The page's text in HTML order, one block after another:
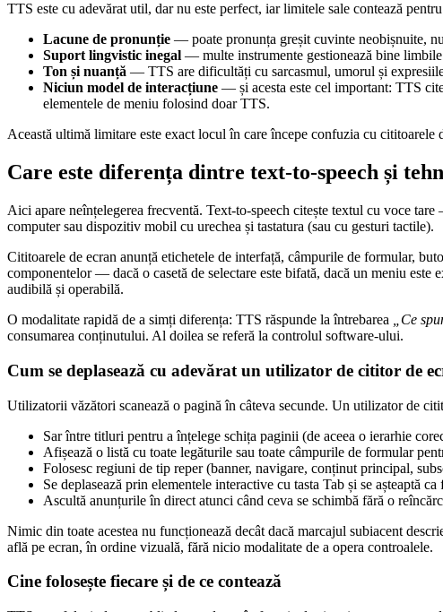
TTS este cu adevărat util, dar nu este perfect, iar limitele sale contează
Lacune de pronunție — poate pronunța greșit cuvinte neobișnuite,
Suport lingvistic inegal — multe instrumente gestionează bine
Ton și nuanță — TTS are dificultăți cu sarcasmul, umorul și
Niciun model de interacțiune — și acesta este cel important: TTS
elementele de meniu folosind doar TTS.
Această ultimă limitare este exact locul în care începe confuzia cu cititoarele
Care este diferența dintre text-to-speech și
Aici apare neînțelegerea frecventă. Text-to-speech citește textul cu voce
computer sau dispozitiv mobil cu urechea și tastatura (sau cu gesturi tactile).
Cititoarele de ecran anunță etichetele de interfață, câmpurile de formular,
componentelor — dacă o casetă de selectare este bifată, dacă un meniu
audibilă și operabilă.
O modalitate rapidă de a simți diferența: TTS răspunde la întrebarea
„Ce
consumarea conținutului. Al doilea se referă la controlul software-ului.
Cum se deplasează cu adevărat un utilizator de cititor de
Utilizatorii văzători scanează o pagină în câteva secunde. Un utilizator de
Sar între titluri pentru a înțelege schița paginii (de aceea o ierarhie
Afișează o listă cu toate legăturile sau toate câmpurile de formular
Folosesc regiuni de tip reper (banner, navigare, conținut principal,
Se deplasează prin elementele interactive cu tasta Tab și se așteaptă
Ascultă anunțurile în direct atunci când ceva se schimbă fără o
Nimic din toate acestea nu funcționează decât dacă marcajul subiacent
află pe ecran, în ordine vizuală, fără nicio modalitate de a opera controalele.
Cine folosește fiecare și de ce contează